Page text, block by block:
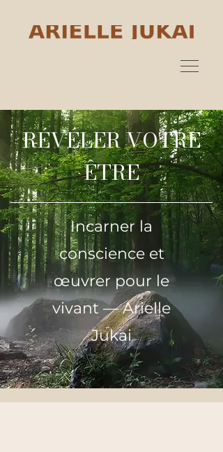
RÉVÉLER VOTRE
ÊTRE
Incarner la
conscience et
œuvrer pour le
vivant — Arielle
Jukai